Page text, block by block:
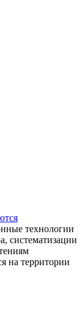
технологии
систематизации
на территории